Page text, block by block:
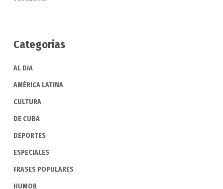
Categorias
AL DIA
AMÉRICA LATINA
CULTURA
DE CUBA
DEPORTES
ESPECIALES
FRASES POPULARES
HUMOR